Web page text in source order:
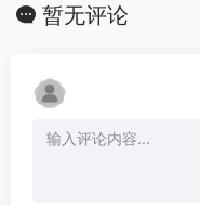
暂无评论